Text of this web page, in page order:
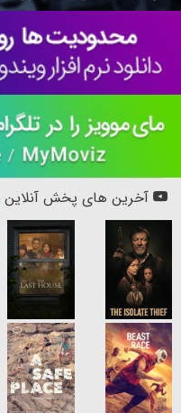
آخرین های پخش آنلاین